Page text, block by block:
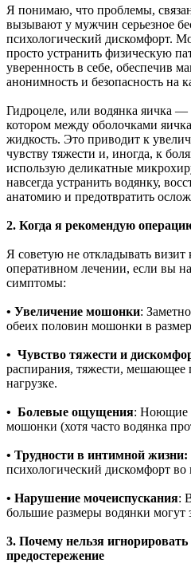
Я понимаю, что проблемы,
вызывают у мужчин серьезное
психологический дискомфорт.
просто устранить физическую
уверенность в себе, обеспечив
анонимность и безопасность на
Гидроцеле, или водянка яичка —
котором между оболочками
жидкость. Это приводит к
чувству тяжести и, иногда, к
использую деликатные
навсегда устранить водянку,
анатомию и предотвратить
2. Когда я рекомендую
Я советую не откладывать визит
оперативном лечении, если вы
симптомы:
• Увеличение мошонки:
обеих половин мошонки в
• Чувство тяжести и
распирания, тяжести, мешающее
нагрузке.
• Болевые ощущения: Ноющие
мошонки (хотя часто водянка
• Трудности в интимной жизни:
психологический дискомфорт во
• Нарушение мочеиспускания:
большие размеры водянки могут
3. Почему нельзя
предостережение